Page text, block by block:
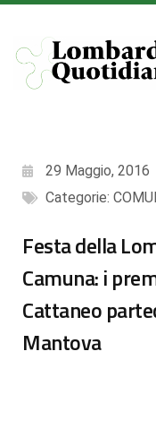
29 Maggio, 2016
Categorie:
Festa della
Camuna: i
Cattaneo
Mantova